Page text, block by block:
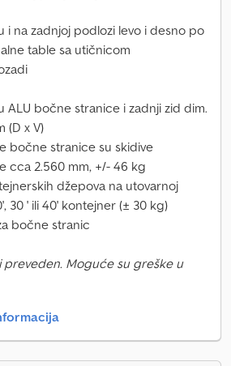
i na zadnjoj podlozi levo i desno po
table sa utičnicom
ALU bočne stranice i zadnji zid dim.
(D x V)
bočne stranice su skidive
cca 2.560 mm, +/- 46 kg
džepova na utovarnoj
30 ' ili 40' kontejner (± 30 kg)
bočne stranic
preveden. Moguće su greške u